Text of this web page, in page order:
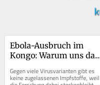
Ebola-Ausbruch im
Kongo: Warum uns das
Gegen viele Virusvarianten gibt es
keine zugelassenen Impfstoffe, weil